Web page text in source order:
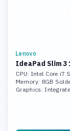
Lenovo
IdeaPad Slim 3
CPU: Intel Core i7
Memory: 8GB
Graphics: